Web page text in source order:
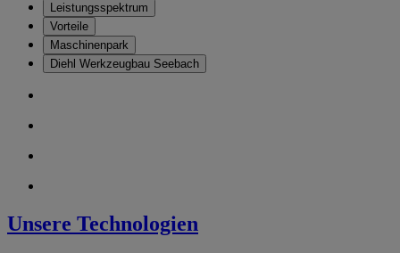
Leistungsspektrum
Vorteile
Maschinenpark
Diehl Werkzeugbau Seebach
Unsere Technologien